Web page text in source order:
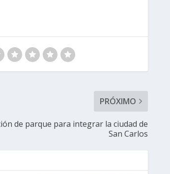
PRÓXIMO
de parque para integrar la ciudad de
San Carlos